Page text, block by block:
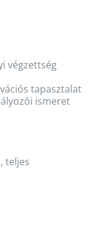
végzettség
tapasztalat
ismeret
teljes